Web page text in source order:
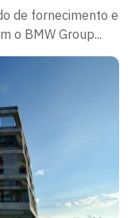
de fornecimento e
o BMW Group...